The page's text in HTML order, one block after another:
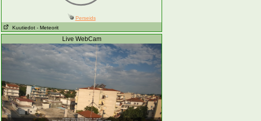
Perseids
Kuutiedot - Meteorit
Live WebCam